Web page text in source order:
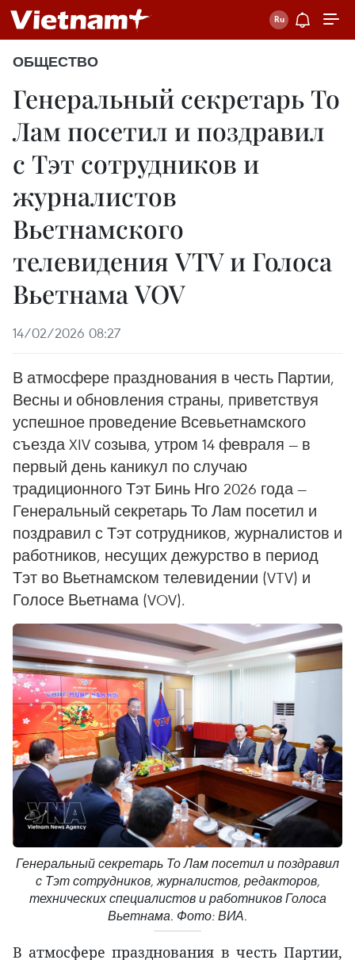
ОБЩЕСТВО
Генеральный секретарь То
Лам посетил и поздравил
с Тэт сотрудников и
журналистов
Вьетнамского
телевидения VTV и Голоса
Вьетнама VOV
14/02/2026 08:27
В атмосфере празднования в честь Партии,
Весны и обновления страны, приветствуя
успешное проведение Всевьетнамского
съезда XIV созыва, утром 14 февраля — в
первый день каникул по случаю
традиционного Тэт Бинь Нго 2026 года —
Генеральный секретарь То Лам посетил и
поздравил с Тэт сотрудников, журналистов и
работников, несущих дежурство в период
Тэт во Вьетнамском телевидении (VTV) и
Голосе Вьетнама (VOV).
Генеральный секретарь То Лам посетил и поздравил
с Тэт сотрудников, журналистов, редакторов,
технических специалистов и работников Голоса
Вьетнама. Фото: ВИА.
В атмосфере празднования в честь Партии,